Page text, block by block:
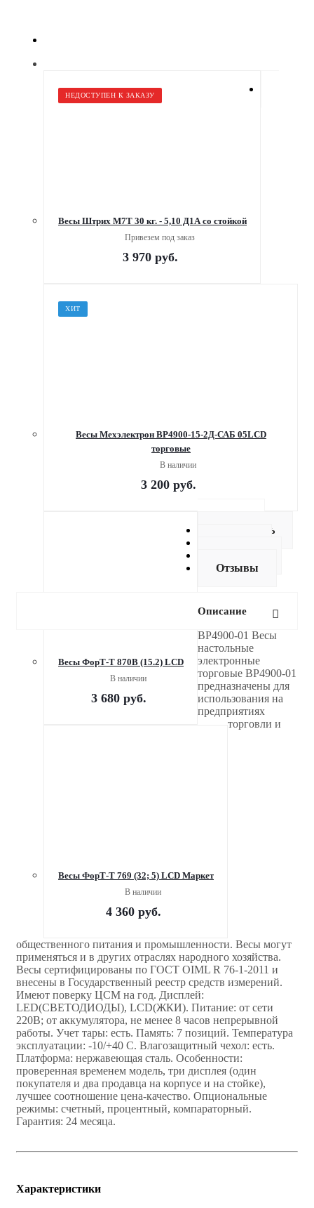
НЕДОСТУПЕН К ЗАКАЗУ
Весы Штрих М7Т 30 кг. - 5,10 Д1А со стойкой
Привезем под заказ
3 970руб.
ХИТ
Весы Мехэлектрон ВР4900-15-2Д-САБ 05LСD
торговые
В наличии
3 200 руб.
Весы ФорТ-Т 870B (15.2) LCD
В наличии
3 680руб.
Весы ФорТ-Т 769 (32; 5) LCD Маркет
В наличии
4 360 руб.
Как купить
Отзывы
Описание
ВР4900-01 Весы
настольные
электронные
торговые ВР4900-01
предназначены для
использования на
предприятиях
торговли и
общественного питания и промышленности. Весы могут
применяться и в других отраслях народного хозяйства.
Весы сертифицированы по ГОСТ OIML R 76-1-2011 и
внесены в Государственный реестр средств измерений.
Имеют поверку ЦСМ на год. Дисплей:
LЕD(СВЕТОДИОДЫ), LСD(ЖКИ). Питание: от сети
220В; от аккумулятора, не менее 8 часов непрерывной
работы. Учет тары: есть. Память: 7 позиций. Температура
эксплуатации: -10/+40 С. Влагозащитный чехол: есть.
Платформа: нержавеющая сталь. Особенности:
проверенная временем модель, три дисплея (один
покупателя и два продавца на корпусе и на стойке),
лучшее соотношение цена-качество. Опциональные
режимы: счетный, процентный, компараторный.
Гарантия: 24 месяца.
Характеристики